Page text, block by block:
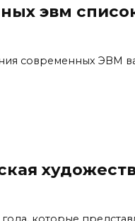
эвм
современных ЭВМ